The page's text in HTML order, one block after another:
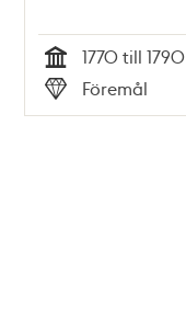
Tid
1770 till 1790
Typ
Föremål